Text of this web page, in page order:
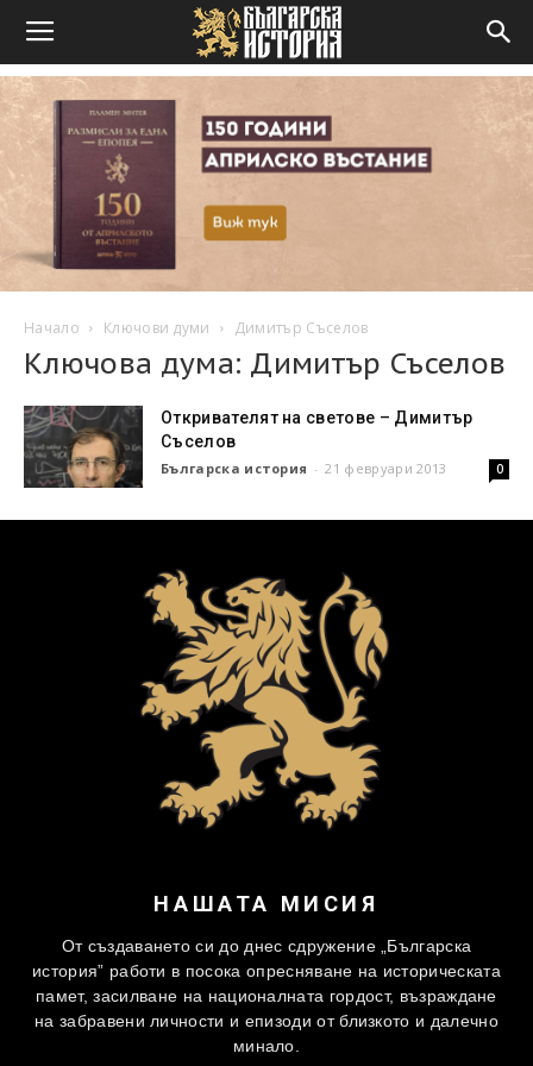
Начало Ключови думи Димитър Съселов
Ключова дума: Димитър Съселов
Откривателят на светове – Димитър
Съселов
Българска история - 21 февруари 2013 0
НАШАТА МИСИЯ
От създаването си до днес сдружение „Българска
история” работи в посока опресняване на историческата
памет, засилване на националната гордост, възраждане
на забравени личности и епизоди от близкото и далечно
минало.